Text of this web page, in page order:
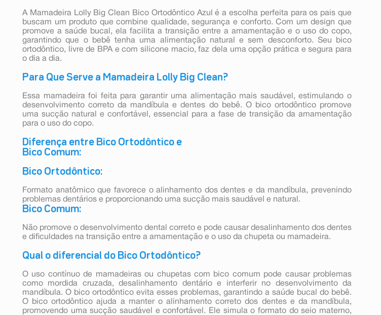
A Mamadeira Lolly Big Clean Bico Ortodôntico Azul é a escolha perfeita para os pais que
buscam um produto que combine qualidade, segurança e conforto. Com um design que
promove a saúde bucal, ela facilita a transição entre a amamentação e o uso do copo,
garantindo que o bebê tenha uma alimentação natural e sem desconforto. Seu bico
ortodôntico, livre de BPA e com silicone macio, faz dela uma opção prática e segura para
o dia a dia.
Para Que Serve a Mamadeira Lolly Big Clean?
Essa mamadeira foi feita para garantir uma alimentação mais saudável, estimulando o
desenvolvimento correto da mandíbula e dentes do bebê. O bico ortodôntico promove
uma sucção natural e confortável, essencial para a fase de transição da amamentação
para o uso do copo.
Diferença entre Bico Ortodôntico e
Bico Comum:
Bico Ortodôntico:
Formato anatômico que favorece o alinhamento dos dentes e da mandíbula, prevenindo
problemas dentários e proporcionando uma sucção mais saudável e natural.
Bico Comum:
Não promove o desenvolvimento dental correto e pode causar desalinhamento dos dentes
e dificuldades na transição entre a amamentação e o uso da chupeta ou mamadeira.
Qual o diferencial do Bico Ortodôntico?
O uso contínuo de mamadeiras ou chupetas com bico comum pode causar problemas
como mordida cruzada, desalinhamento dentário e interferir no desenvolvimento da
mandíbula. O bico ortodôntico evita esses problemas, garantindo a saúde bucal do bebê.
O bico ortodôntico ajuda a manter o alinhamento correto dos dentes e da mandíbula,
promovendo uma sucção saudável e confortável. Ele simula o formato do seio materno,